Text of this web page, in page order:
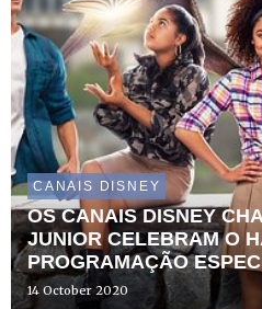
CANAIS DISNEY
OS CANAIS DISNEY
JUNIOR CELEBRAM O
PROGRAMAÇÃO
14 October 2020